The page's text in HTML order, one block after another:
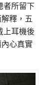
者所留下
釋，五
上耳機後
心真實